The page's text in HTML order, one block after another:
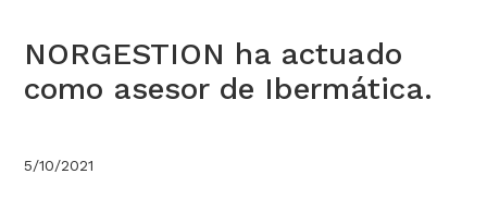
NORGESTION ha actuado
como asesor de Ibermática.
5/10/2021